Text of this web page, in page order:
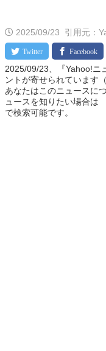
2025/09/23 引用元：
2025/09/23、『Yahoo!ニ
ントが寄せられています
あなたはこのニュースに
ュースを知りたい場合は
で検索可能です。